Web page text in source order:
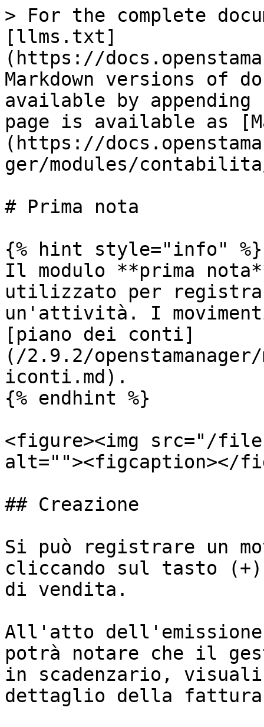
> For the complete
[llms.txt]
(https://
Markdown versions of
available by
page is available as
(https://
ger/modules/
# Prima nota
{% hint style="info" %}
Il modulo **prima
utilizzato per
un'attività. I
[piano dei conti]
(/2.9.2/
iconti.md).
{% endhint %}
<figure><img src="/files/
alt=""><figcaption></
## Creazione
Si può registrare un
cliccando sul tasto
di vendita.
All'atto
potrà notare che il
in scadenzario,
dettaglio della fattura